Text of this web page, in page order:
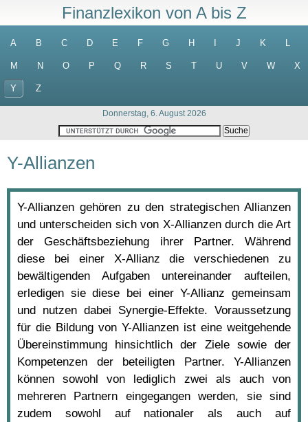
Finanzlexikon von A bis Z
A B C D E F G H J K L
M N O P Q R S T U V W X
Y Z
Donnerstag, 6. August 2026
Y-Allianzen
Y-Allianzen gehören zu den strategischen Allianzen
und unterscheiden sich von X-Allianzen durch die Art
der Geschäftsbeziehung ihrer Partner. Während
diese bei einer X-Allianz die verschiedenen zu
bewältigenden Aufgaben untereinander aufteilen,
erledigen sie diese bei einer Y-Allianz gemeinsam
und nutzen dabei Synergie-Effekte. Voraussetzung
für die Bildung von Y-Allianzen ist eine weitgehende
Übereinstimmung hinsichtlich der Ziele sowie der
Kompetenzen der beteiligten Partner. Y-Allianzen
können sowohl von lediglich zwei als auch von
mehreren Partnern eingegangen werden, sie sind
zudem sowohl auf nationaler als auch auf